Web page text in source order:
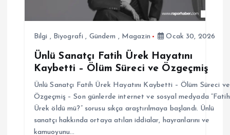
m
Bilgi , Biyografi , Gündem , Magazin Ocak 30, 2026
Ünlü Sanatçı Fatih Ürek Hayatını
Kaybetti – Ölüm Süreci ve Özgeçmiş
Ünlü Sanatçı Fatih Ürek Hayatını Kaybetti – Ölüm Süreci ve
Özgeçmiş – Son günlerde internet ve sosyal medyada “Fatih
Ürek öldü mü?” sorusu sıkça araştırılmaya başlandı. Ünlü
sanatçı hakkında ortaya atılan iddialar, hayranlarını ve
kamuoyunu…